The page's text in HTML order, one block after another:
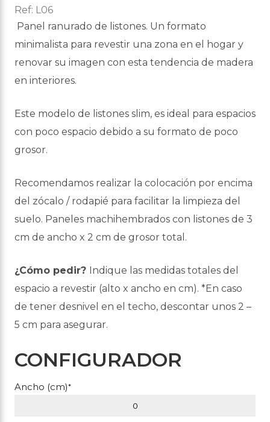
Ref: L06
Panel ranurado de listones. Un formato
minimalista para revestir una zona en el hogar y
renovar su imagen con esta tendencia de madera
en interiores.
Este modelo de listones slim, es ideal para espacios
con poco espacio debido a su formato de poco
grosor.
Recomendamos realizar la colocación por encima
del zócalo / rodapié para facilitar la limpieza del
suelo. Paneles machihembrados con listones de 3
cm de ancho x 2 cm de grosor total.
¿Cómo pedir? Indique las medidas totales del
espacio a revestir (alto x ancho en cm). *En caso
de tener desnivel en el techo, descontar unos 2 –
5 cm para asegurar.
CONFIGURADOR
Ancho (cm)*